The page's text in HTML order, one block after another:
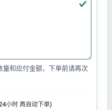
和应付金额，下单前请再次
小时 再自动下单)